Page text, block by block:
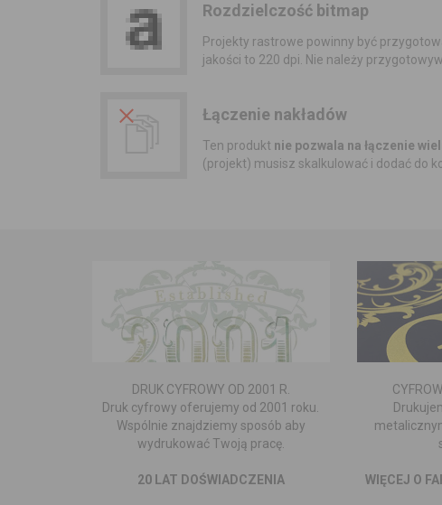
Rozdzielczość bitmap
Projekty rastrowe powinny być
jakości to 220 dpi. Nie należy
Łączenie nakładów
Ten produkt nie pozwala na łączenie
(projekt) musisz skalkulować i dodać do
DRUK CYFROWY OD 2001 R.
Druk cyfrowy oferujemy od 2001 roku.
Wspólnie znajdziemy sposób aby
wydrukować Twoją pracę.
20 LAT DOŚWIADCZENIA WIĘCEJ O